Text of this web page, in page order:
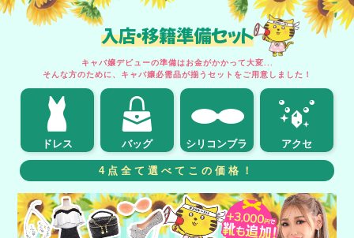
入店・移籍準備セット
キャバ嬢デビューの準備はお金がかかって大変...
そんな方のために、キャバ嬢必需品が揃うセットをご用意しました！
ドレス バッグ シリコンブラ アクセ
4点全て選べてこの価格！